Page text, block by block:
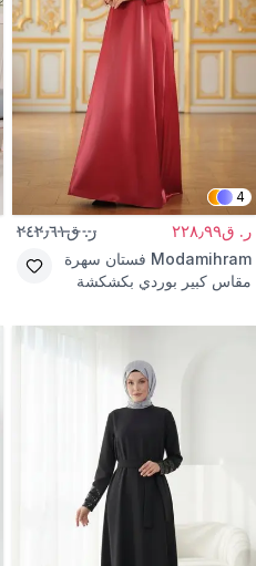
4
ر. ق٢٢٨٫٩٩ ر. ق٢٤٢٫٦١
Modamihram فستان سهرة
مقاس كبير بوردي بكشكشة